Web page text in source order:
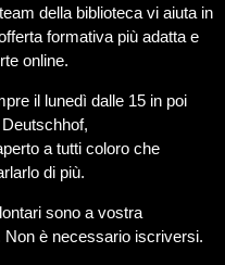
della biblioteca vi aiuta in
formativa più adatta e
online.
il lunedì dalle 15 in poi
a tutti coloro che
di più.
sono a vostra
è necessario iscriversi.